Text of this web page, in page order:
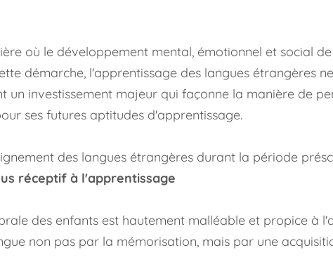
où le développement mental, émotionnel et social de
démarche, l'apprentissage des langues étrangères
un investissement majeur qui façonne la manière de
ses futures aptitudes d'apprentissage.
des langues étrangères durant la période
réceptif à l'apprentissage
des enfants est hautement malléable et propice à
non pas par la mémorisation, mais par une